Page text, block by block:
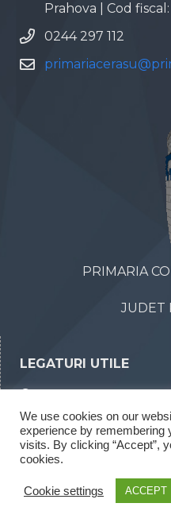
Prahova | Cod
0244 297 112
PRIMARIA
JUDET
LEGATURI UTILE
Declaratii de
Rapoarte legea 52/
We use cookies on our
experience by remembering
visits. By clicking “Accept”,
cookies.
Cookie settings ACCEPT